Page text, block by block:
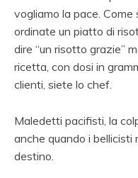
vogliamo la pace.
ordinate un piatto di
dire “un risotto grazie”
ricetta, con dosi in
clienti, siete lo chef.
Maledetti pacifisti, la
anche quando i bellicisti
destino.